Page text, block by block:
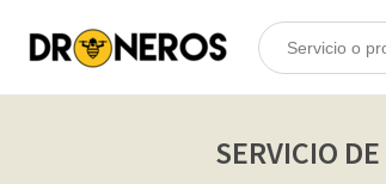
SERVICIO